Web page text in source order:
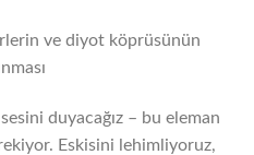
ve diyot köprüsünün
duyacağız – bu eleman
Eskisini lehimliyoruz,